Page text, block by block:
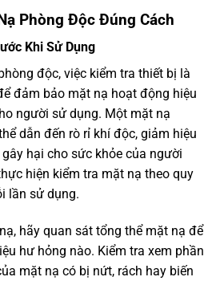
Phòng Độc Đúng Cách
Khi Sử Dụng
độc, việc kiểm tra thiết bị là
đảm bảo mặt nạ hoạt động hiệu
người sử dụng. Một mặt nạ
dẫn đến rò rỉ khí độc, giảm hiệu
hại cho sức khỏe của người
hiện kiểm tra mặt nạ theo quy
lần sử dụng.
hãy quan sát tổng thể mặt nạ để
hư hỏng nào. Kiểm tra xem phần
mặt nạ có bị nứt, rách hay biến